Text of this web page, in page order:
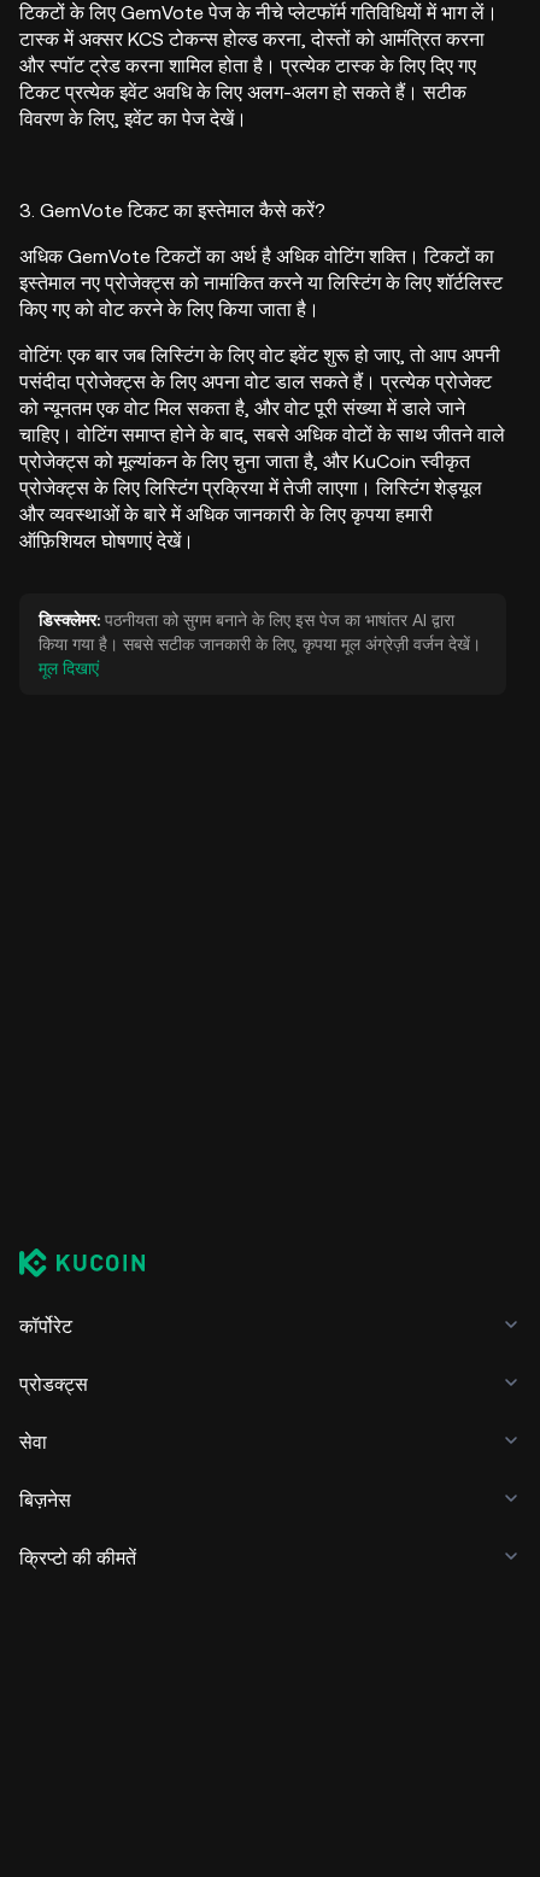
टिकटों के लिए GemVote पेज के नीचे प्लेटफॉर्म गतिविधियों में भाग लें।
टास्क में अक्सर KCS टोकन्स होल्ड करना, दोस्तों को आमंत्रित करना
और स्पॉट ट्रेड करना शामिल होता है। प्रत्येक टास्क के लिए दिए गए
टिकट प्रत्येक इवेंट अवधि के लिए अलग-अलग हो सकते हैं। सटीक
विवरण के लिए, इवेंट का पेज देखें।
3. GemVote टिकट का इस्तेमाल कैसे करें?
अधिक GemVote टिकटों का अर्थ है अधिक वोटिंग शक्ति। टिकटों का
इस्तेमाल नए प्रोजेक्ट्स को नामांकित करने या लिस्टिंग के लिए शॉर्टलिस्ट
किए गए को वोट करने के लिए किया जाता है।
वोटिंग: एक बार जब लिस्टिंग के लिए वोट इवेंट शुरू हो जाए, तो आप अपनी
पसंदीदा प्रोजेक्ट्स के लिए अपना वोट डाल सकते हैं। प्रत्येक प्रोजेक्ट
को न्यूनतम एक वोट मिल सकता है, और वोट पूरी संख्या में डाले जाने
चाहिए। वोटिंग समाप्त होने के बाद, सबसे अधिक वोटों के साथ जीतने वाले
प्रोजेक्ट्स को मूल्यांकन के लिए चुना जाता है, और KuCoin स्वीकृत
प्रोजेक्ट्स के लिए लिस्टिंग प्रक्रिया में तेजी लाएगा। लिस्टिंग शेड्यूल
और व्यवस्थाओं के बारे में अधिक जानकारी के लिए कृपया हमारी
ऑफ़िशियल घोषणाएं देखें।
डिस्क्लेमर: पठनीयता को सुगम बनाने के लिए इस पेज का भाषांतर AI द्वारा
किया गया है। सबसे सटीक जानकारी के लिए, कृपया मूल अंग्रेज़ी वर्जन देखें।
मूल दिखाएं
कॉर्पोरेट
प्रोडक्ट्स
सेवा
बिज़नेस
क्रिप्टो की कीमतें